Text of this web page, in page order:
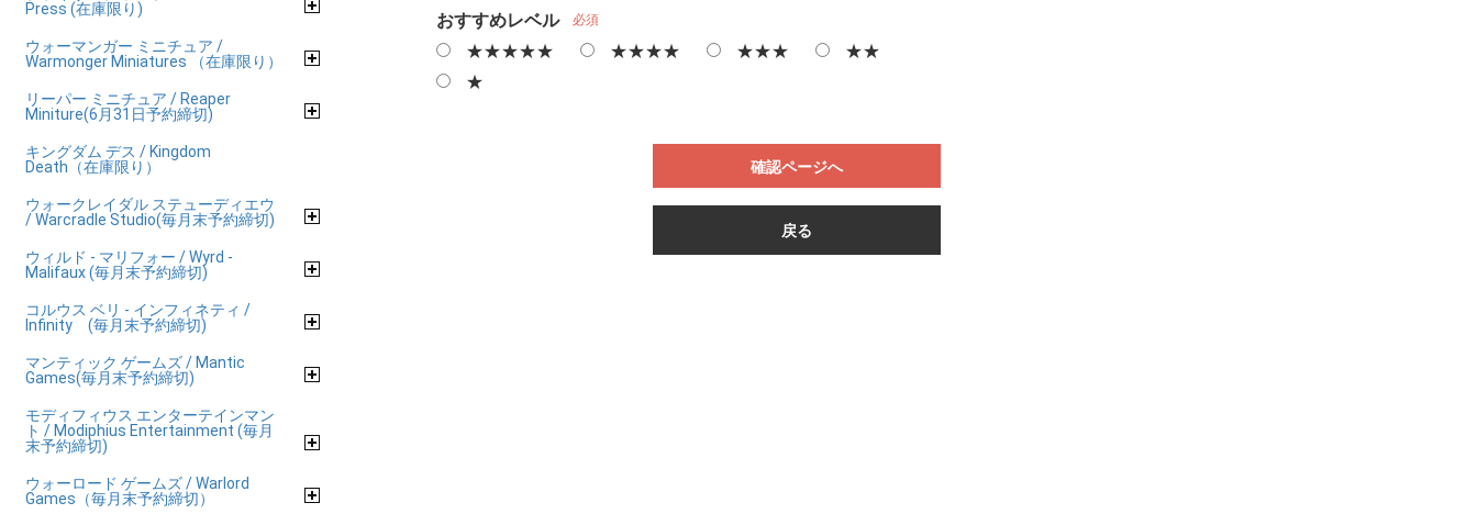
Press (在庫限り)
ウォーマンガー ミニチュア /
Warmonger Miniatures （在庫限り）
リーパー ミニチュア / Reaper
Miniture(6月31日予約締切)
キングダム デス / Kingdom
Death（在庫限り）
ウォークレイダル ステューディエウ
/ Warcradle Studio(毎月末予約締切)
ウィルド - マリフォー / Wyrd -
Malifaux (毎月末予約締切)
コルウス ベリ - インフィネティ /
Infinity (毎月末予約締切)
マンティック ゲームズ / Mantic
Games(毎月末予約締切)
モディフィウス エンターテインマン
ト / Modiphius Entertainment (毎月
末予約締切)
ウォーロード ゲームズ / Warlord
Games（毎月末予約締切）
おすすめレベル 必須
★★★★★ ★★★★ ★★★
★★
★
確認ページへ
戻る